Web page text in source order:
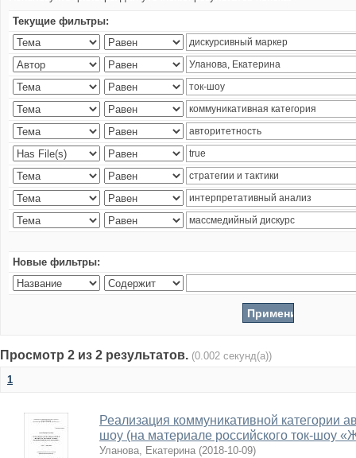
Текущие фильтры:
Новые фильтры:
Просмотр 2 из 2 результатов. (0.002 секунд(а))
1
Реализация коммуникативной категории
шоу (на материале российского ток-шоу
Уланова, Екатерина (2018-10-09)